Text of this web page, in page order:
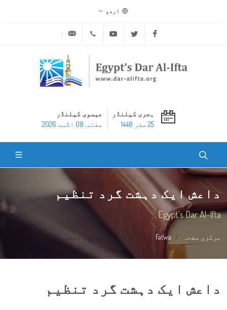
اردو
Facebook
Twitter
Youtube
ہجری کیلنڈر
25 صفر 1448
عیسوی کیلنڈر
هفته, 08 اگست 2026
داعش ایک دہشت گرد تنظیم
Egypt's Dar Al-Ifta
مرکزی صفحہ Fatwa داعش ایک دہشت گرد تنظیم
داعش ایک دہشت گرد تنظیم